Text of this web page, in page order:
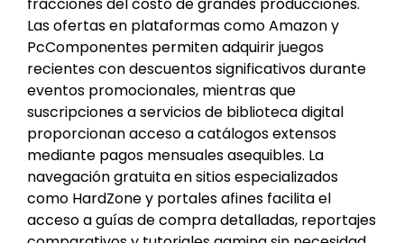
Las ofertas en plataformas como Amazon y
PcComponentes permiten adquirir juegos
recientes con descuentos significativos durante
eventos promocionales, mientras que
suscripciones a servicios de biblioteca digital
proporcionan acceso a catálogos extensos
mediante pagos mensuales asequibles. La
navegación gratuita en sitios especializados
como HardZone y portales afines facilita el
acceso a guías de compra detalladas, reportajes